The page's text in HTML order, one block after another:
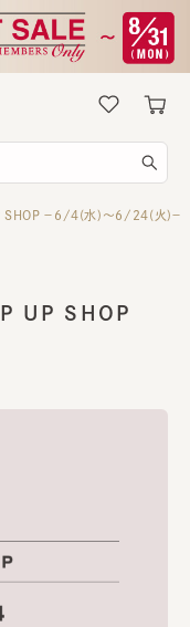
SHOP －6/4(水)～6/24(火)－
UP SHOP